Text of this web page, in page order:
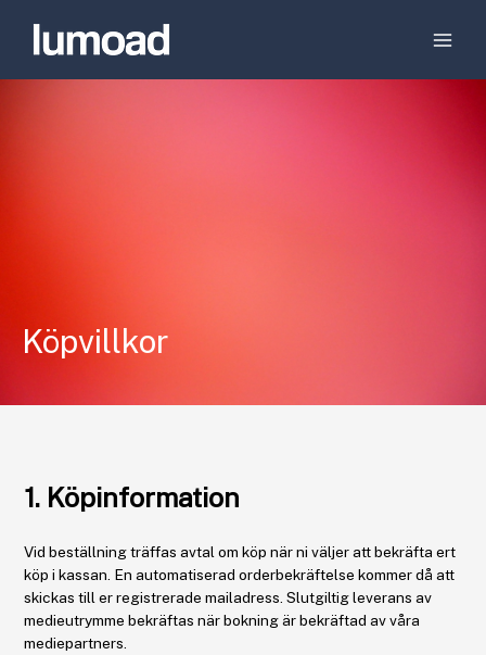
Köpvillkor
1. Köpinformation
Vid beställning träffas avtal om köp när ni väljer att bekräfta ert
köp i kassan. En automatiserad orderbekräftelse kommer då att
skickas till er registrerade mailadress. Slutgiltig leverans av
medieutrymme bekräftas när bokning är bekräftad av våra
mediepartners.